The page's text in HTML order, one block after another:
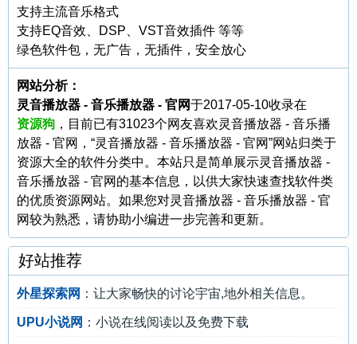
支持主流音乐格式
支持EQ音效、DSP、VST音效插件 等等
绿色软件包，无广告，无插件，安全放心
网站分析：
灵音播放器 - 音乐播放器 - 官网于2017-05-10收录在
资源狗 ，目前已有31023个网友喜欢灵音播放器 - 音乐播
放器 - 官网，“灵音播放器 - 音乐播放器 - 官网”网站归类于
资源大全的软件分类中。本站只是简单展示灵音播放器 -
音乐播放器 - 官网的基本信息，以供大家快速查找软件类
的优质资源网站。如果您对灵音播放器 - 音乐播放器 - 官
网较为熟悉，请协助小编进一步完善和更新。
好站推荐
外星探索网 ：让大家畅快的讨论宇宙,地外相关信息。
UPU小说网 ：小说在线阅读以及免费下载